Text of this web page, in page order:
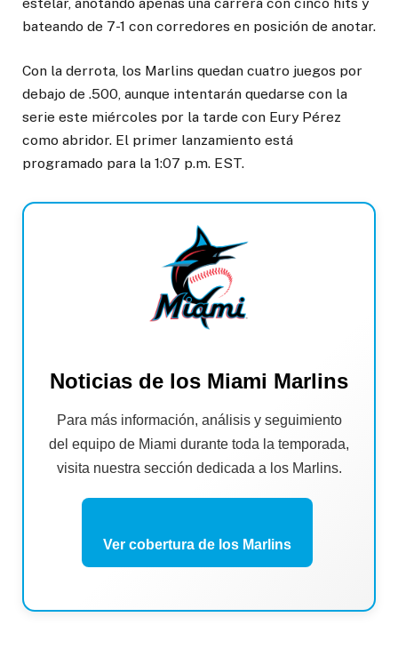
bateando de 7-1 con corredores en posición de anotar.
Con la derrota, los Marlins quedan cuatro juegos por
debajo de .500, aunque intentarán quedarse con la
serie este miércoles por la tarde con Eury Pérez
como abridor. El primer lanzamiento está
programado para la 1:07 p.m. EST.
Noticias de los Miami Marlins
Para más información, análisis y seguimiento
del equipo de Miami durante toda la temporada,
visita nuestra sección dedicada a los Marlins.
Ver cobertura de los Marlins